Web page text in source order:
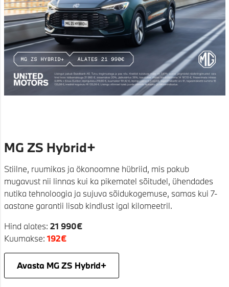
MG ZS Hybrid+
Stiilne, ruumikas ja ökonoomne hübriid, mis pakub
mugavust nii linnas kui ka pikematel sõitudel, ühendades
nutika tehnoloogia ja sujuva sõidukogemuse, samas kui 7-
aastane garantii lisab kindlust igal kilomeetril.
Hind alates: 21 990€
Kuumakse: 192€
Avasta MG ZS Hybrid+